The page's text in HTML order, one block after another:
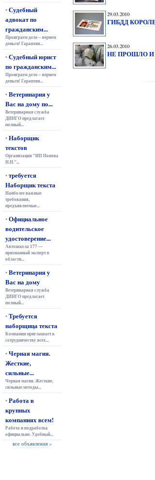
•Судебный
адвокат по
гражданским...
Проиграем дело – вернем
деньги! Гарантия...
•Судебный юрист
по гражданским...
Проиграем дело – вернем
деньги! Гарантия...
•Ветеринария у
Вас на дому по...
Ветеринарная служба
ДИНГО предлагает
полный...
•Наборщик
текстов
Организация "ИП Попова
Н.Н."...
•требуется
Наборщик текста
Наиболее важные
требования,
предъявляемые...
•Официальное
водительское
удостоверение...
Автошкола 177 —
признанный эксперт в
области...
•Ветеринария у
Вас на дому
Ветеринарная служба
ДИНГО предлагает
полный...
•Требуется
наборщица текста
Компания приглашает к
сотрудничеству всех...
•Черная магия.
Жесткие,
сильные...
Черная магия. Жесткие,
сильные методы...
•Работа в
крупных
компаниях всем!
Работа и подработка
официально. Удобный...
все объявления »
29.03.2010
ГИБДД
26.03.2010
НЕ ПРОШЛО И